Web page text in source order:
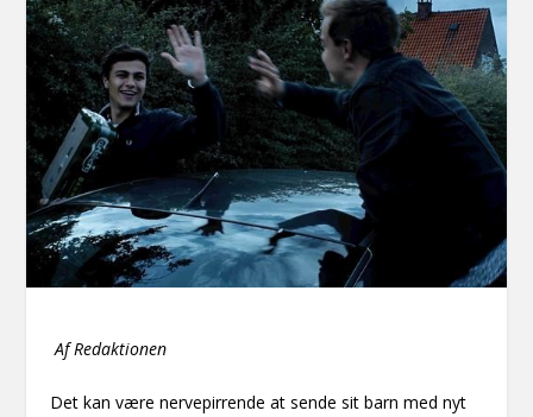
Af Redaktionen
Det kan være nervepirrende at sende sit barn med nyt